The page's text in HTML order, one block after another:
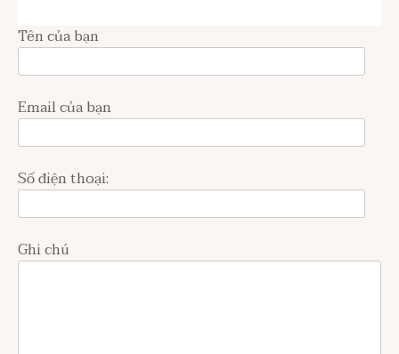
Tên của bạn
Email của bạn
Số điện thoại:
Ghi chú